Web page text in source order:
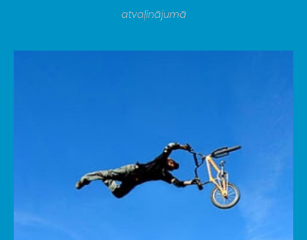
atvaļinājumā